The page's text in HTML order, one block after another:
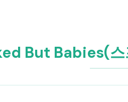
But Babies(스